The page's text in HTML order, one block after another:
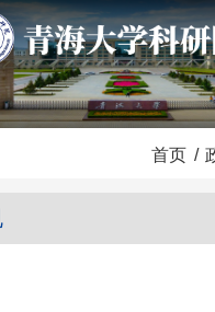
首页 /